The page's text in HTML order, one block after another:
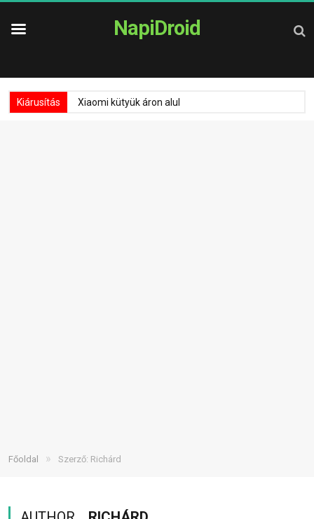
NapiDroid
Kiárusítás Xiaomi kütyük áron alul
Főoldal » Szerző: Richárd